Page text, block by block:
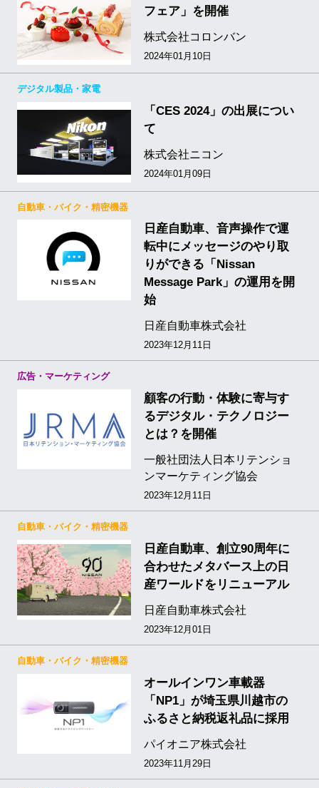
フェア」を開催
株式会社コロンバン
2024年01月10日
デジタル製品・家電
「CES 2024」の出展につい
て
株式会社ニコン
2024年01月09日
自動車・バイク・精密機器
日産自動車、音声操作で運
転中にメッセージのやり取
りができる「Nissan
Message Park」の運用を開
始
日産自動車株式会社
2023年12月11日
広告・マーケティング
顧客の行動・体験に寄与す
るデジタル・テクノロジー
とは？を開催
一般社団法人日本リテンショ
ンマーケティング協会
2023年12月11日
自動車・バイク・精密機器
日産自動車、創立90周年に
合わせたメタバース上の日
産ワールドをリニューアル
日産自動車株式会社
2023年12月01日
自動車・バイク・精密機器
オールインワン車載器
「NP1」が埼玉県川越市の
ふるさと納税返礼品に採用
パイオニア株式会社
2023年11月29日